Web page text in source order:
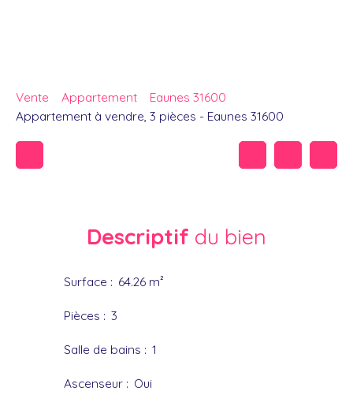
Vente Appartement
Eaunes 31600
Appartement à vendre, 3 pièces - Eaunes 31600
Descriptif du bien
Surface : 64.26 m²
Pièces : 3
Salle de bains : 1
Ascenseur : Oui